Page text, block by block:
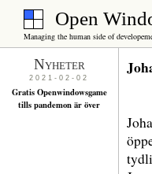
Open
Managing the human side of
Nyheter
2021-02-02
Gratis Openwindowsgame
tills pandemon är över